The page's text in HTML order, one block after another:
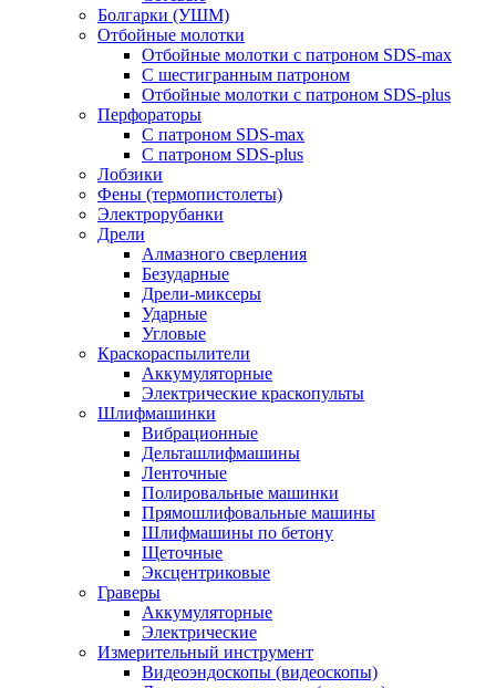
Болгарки (УШМ)
Отбойные молотки
Отбойные молотки с патроном SDS-max
С шестигранным патроном
Отбойные молотки с патроном SDS-plus
Перфораторы
С патроном SDS-max
С патроном SDS-plus
Лобзики
Фены (термопистолеты)
Электрорубанки
Дрели
Алмазного сверления
Безударные
Дрели-миксеры
Ударные
Угловые
Краскораспылители
Аккумуляторные
Электрические краскопульты
Шлифмашинки
Вибрационные
Дельташлифмашины
Ленточные
Полировальные машинки
Прямошлифовальные машины
Шлифмашины по бетону
Щеточные
Эксцентриковые
Граверы
Аккумуляторные
Электрические
Измерительный инструмент
Видеоэндоскопы (видеоскопы)